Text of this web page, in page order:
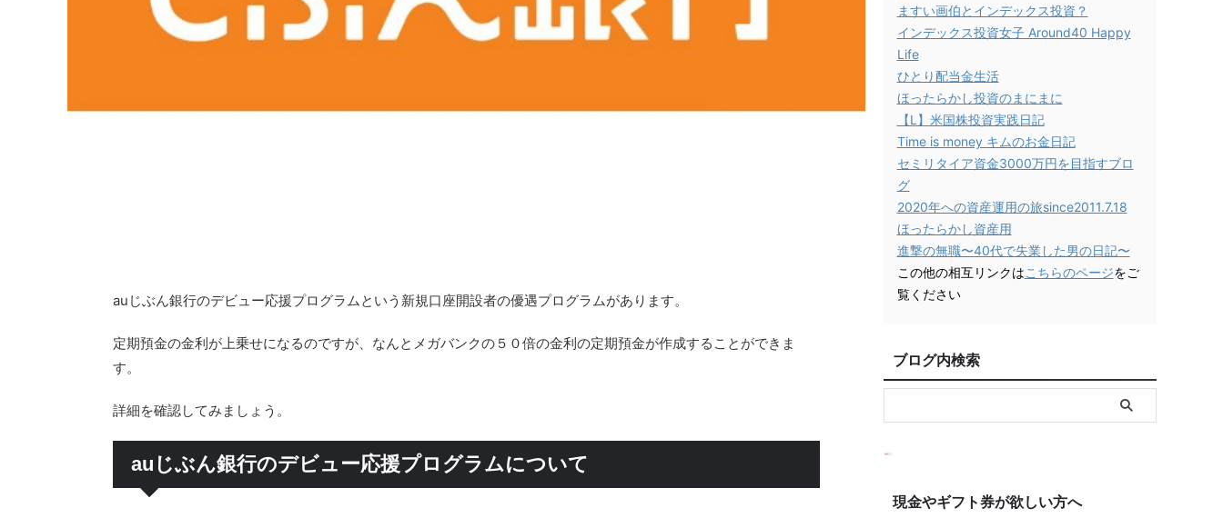
auじぶん銀行のデビュー応援プログラムという新規口座開設者の優遇プログラムがあります。
定期預金の金利が上乗せになるのですが、なんとメガバンクの５０倍の金利の定期預金が作成することができま
す。
詳細を確認してみましょう。
auじぶん銀行のデビュー応援プログラムについて
ますい画伯とインデックス投資？
インデックス投資女子 Around40 Happy
Life
ひとり配当金生活
ほったらかし投資のまにまに
【L】米国株投資実践日記
Time is money キムのお金日記
セミリタイア資金3000万円を目指すブロ
グ
2020年への資産運用の旅since2011.7.18
ほったらかし資産用
進撃の無職〜40代で失業した男の日記〜
この他の相互リンクはこちらのページをご
覧ください
ブログ内検索
現金やギフト券が欲しい方へ